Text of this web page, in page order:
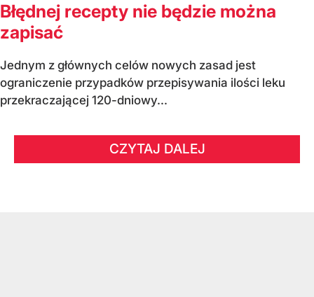
Błędnej recepty nie będzie można
zapisać
Jednym z głównych celów nowych zasad jest
ograniczenie przypadków przepisywania ilości leku
przekraczającej 120-dniowy...
CZYTAJ DALEJ